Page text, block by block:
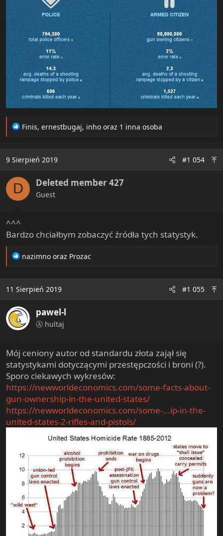
R
t
o
n
s
Finis, ernestbugaj, inho oraz 1 inna osoba
9 Sierpień 2019 #1 054
D Deleted member 427
Guest
^^^
Bardzo chciałbym zobaczyć źródła tych statystyk.
R
t
o
n
s
nazimno oraz Prozac
11 Sierpień 2019 #1 055
pawel-l
Ⓐ hultaj
Mój ceniony autor od standardu złota zajął się
statystykami dotyczącymi przestępczości i broni (?).
Sporo ciekawych wykresów:
https://newworldeconomics.com/some-facts-about-
gun-ownership-in-the-united-states/
https://newworldeconomics.com/some-...ip-in-the-
united-states-2-rifles-and-pistols/